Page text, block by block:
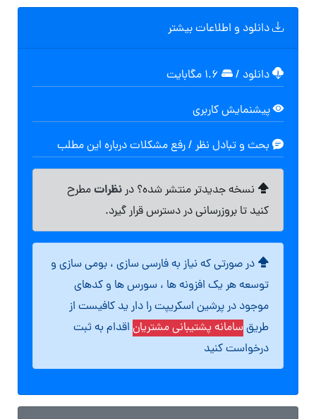
دانلود و اطلاعات بیشتر
دانلود /
پیشنمایش کاربری
بحث و تبادل نظر / رفع مشکلات درباره این مطلب
نسخه جدیدتر منتشر شده؟ درنظراتمطرح
کنید تا بروزرسانی در دسترس قرار گیرد.
در صورتی که نیاز به فارسی سازی ، بومی سازی و
توسعه هر یک افزونه ها ، سورس ها و کدهای
موجود در پرشین اسکریپت را دار ید کافیست از
طریقسامانه پشتیبانی مشتریان اقدام به ثبت
درخواست کنید